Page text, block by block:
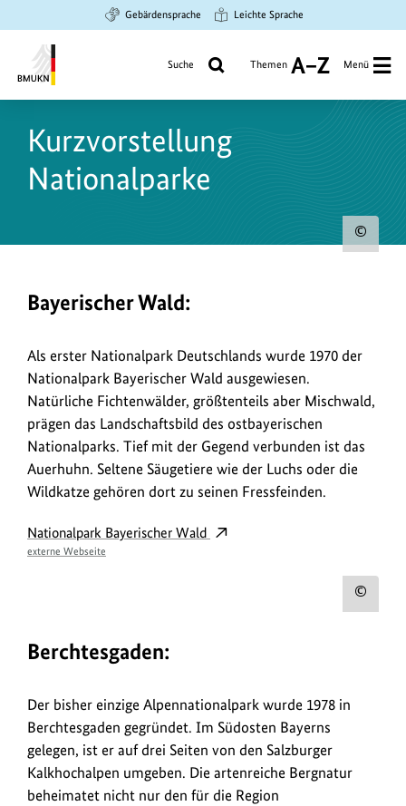
Hauptinhalt
springen
Suche
springen
Hauptnavigation
springen
Gebärdensprache Leichte Sprache
Umwelt,
Naturschutz
Sicherheit
Suche Themen
A
Z
Menü
Kurzvorstellung
Nationalparke
Bayerischer Wald:
Als erster Nationalpark Deutschlands wurde 1970 der
Nationalpark Bayerischer Wald ausgewiesen.
Natürliche Fichtenwälder, größtenteils aber Mischwald,
prägen das Landschaftsbild des ostbayerischen
Nationalparks. Tief mit der Gegend verbunden ist das
Auerhuhn. Seltene Säugetiere wie der Luchs oder die
Wildkatze gehören dort zu seinen Fressfeinden.
Nationalpark Bayerischer Wald
externe Webseite
Berchtesgaden:
Der bisher einzige Alpennationalpark wurde 1978 in
Berchtesgaden gegründet. Im Südosten Bayerns
gelegen, ist er auf drei Seiten von den Salzburger
Kalkhochalpen umgeben. Die artenreiche Bergnatur
beheimatet nicht nur den für die Region